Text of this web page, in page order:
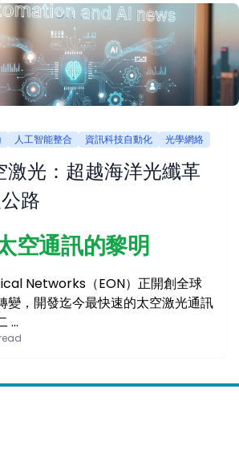
人工智能整合 資訊科技自動化 光學網絡
激光：超越海洋光纖革
路
空通訊的黎明
Networks（EON）正開創全球
變，開發迄今最快速的太空激光通訊
…